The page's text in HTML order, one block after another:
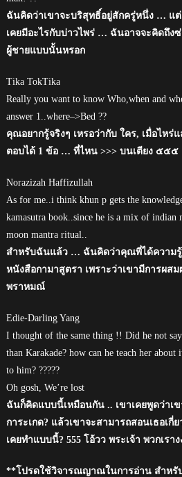
ฉันคิดว่าเขาจะบริสุทธิ์อยู่สักครู่หนึ่ง … แต่
เคยมีอะไรกับบ่าวไพร่ … ฉันอาจจะคิดถึ
ผู้ชายแบบนั้นหรอก
Tika TokTika
Really you want to know Who,when and
answer 1..where–>Bed ??
คุณอยากรู้จริงๆ เหรอว่ากับ ใคร, เมื่อไห
ตอบได้ 1 ข้อ … ที่ไหน >>> บนเตียง ๕๕๕
Norazizah Haffizullah
As for me..i think khun p gets the
kamasutra book..since he is a mix of indian
moon mantra ritual..
สำหรับฉันแล้ว … ฉันคิดว่าคุณพี่ได้ความรู้
หนังสือกามาสูตรา เพราะว่าเขามีการผส
พราหมณ์
Edie-Darling Yang
I thought of the same thing !! Did he not
than Karakade? how can he teach her about
to him? ?????
Oh gosh, We’re lost
ฉันก็คิดแบบนี้เหมือนกัน .. เขาเคยพูดว่าเ
การะเกด? แล้วเขาจะสามารถสอนเธอเกี่
เคยทำแบบนี้? 555 โอ้วว พระเจ้า พวกเรา
**โปรดใช้วิจารณญาณในการอ่าน สำหรั